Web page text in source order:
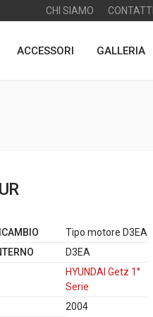
CHI SIAMO CONTATTI
ACCESSORI GALLERIA
Tipo motore D3EA
D3EA
HYUNDAI Getz 1°
Serie
2004